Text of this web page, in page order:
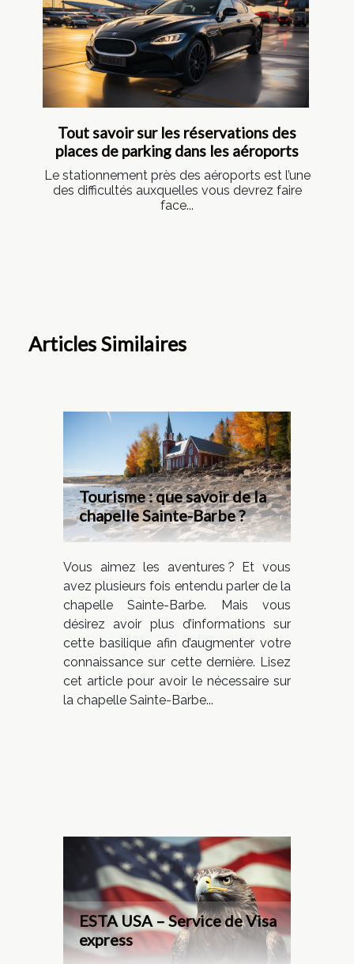
Tout savoir sur les réservations des
places de parking dans les aéroports
Le stationnement près des aéroports est l’une
des difficultés auxquelles vous devrez faire
face...
Articles Similaires
Tourisme : que savoir de la
chapelle Sainte-Barbe ?
Vous aimez les aventures ? Et vous
avez plusieurs fois entendu parler de la
chapelle Sainte-Barbe. Mais vous
désirez avoir plus d’informations sur
cette basilique afin d’augmenter votre
connaissance sur cette dernière. Lisez
cet article pour avoir le nécessaire sur
la chapelle Sainte-Barbe...
ESTA USA – Service de Visa
express